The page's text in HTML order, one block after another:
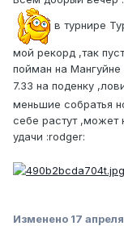
в турнире
мой рекорд ,так
пойман на
7.33 на поденку
меньшие собратья
себе растут ,может
удачи :rodger:
Изменено 17